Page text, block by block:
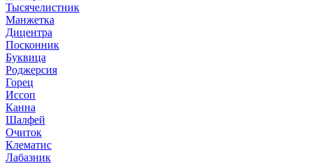
Тысячелистник
Манжетка
Дицентра
Посконник
Буквица
Роджерсия
Горец
Иссоп
Канна
Шалфей
Очиток
Клематис
Лабазник